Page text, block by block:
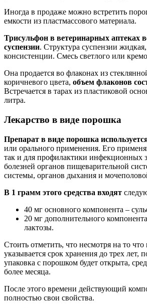
Иногда в продаже можно встретить
емкости из пластмассового материала.
Трисульфон в ветеринарных аптеках
суспензии. Структура суспензии
консистенции. Смесь светлого или
Она продается во флаконах из
коричневого цвета, объем флаконов
Встречается в тарах из пластиковой
литра.
Лекарство в виде порошка
Препарат в виде порошка
или орального применения. Его
так и для профилактики инфекционных
болезней органов пищеварительной
системы, органов дыхания и
В 1 грамм этого средства входят
40 мг основного компонента –
20 мг дополнительного
лактозы.
Стоить отметить, что несмотря на то
указывается срок хранения до трех лет,
упаковка с порошком будет открыта,
более месяца.
После этого времени действующий
полностью свои свойства.